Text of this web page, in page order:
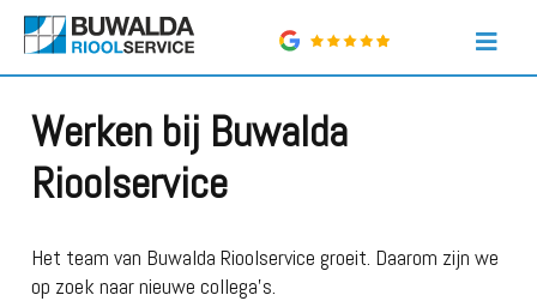
Werken bij Buwalda
Rioolservice
Het team van Buwalda Rioolservice groeit. Daarom zijn we
op zoek naar nieuwe collega's.